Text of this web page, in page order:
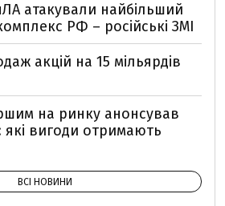
атакували найбільший
РФ – російські ЗМІ
акцій на 15 мільярдів
на ринку анонсував
які вигоди отримають
ВСІ НОВИНИ